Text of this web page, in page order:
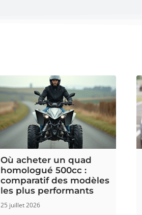
Où acheter un quad
homologué 500cc :
comparatif des modèles
les plus performants
25 juillet 2026